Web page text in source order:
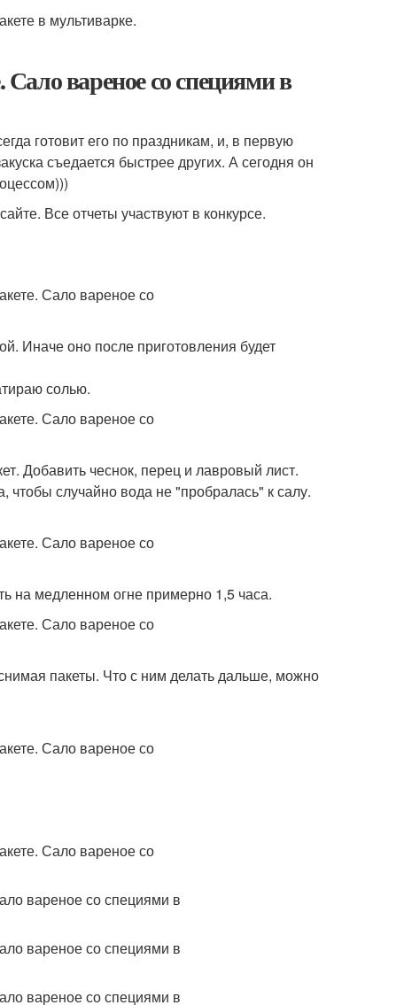
Сало вареное со специями в
готовит его по праздникам, и, в первую
съедается быстрее других. А сегодня он
Все отчеты участвуют в конкурсе.
Иначе оно после приготовления будет
солью.
Добавить чеснок, перец и лавровый лист.
случайно вода не "пробралась" к салу.
на медленном огне примерно 1,5 часа.
пакеты. Что с ним делать дальше, можно